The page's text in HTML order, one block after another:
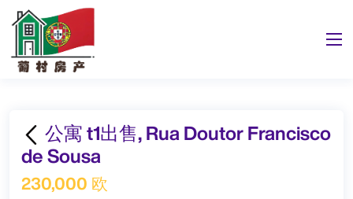
公寓 t1出售, Rua Doutor Francisco
de Sousa
230,000 欧